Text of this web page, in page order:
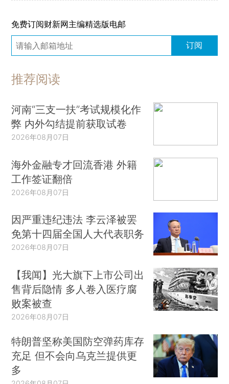
免费订阅财新网主编精选版电邮
订阅
推荐阅读
河南“三支一扶”考试规模化作
弊 内外勾结提前获取试卷
2026年08月07日
海外金融专才回流香港 外籍
工作签证翻倍
2026年08月07日
因严重违纪违法 李云泽被罢
免第十四届全国人大代表职务
2026年08月07日
【我闻】光大旗下上市公司出
售背后隐情 多人卷入医疗腐
败案被查
2026年08月07日
特朗普坚称美国防空弹药库存
充足 但不会向乌克兰提供更
多